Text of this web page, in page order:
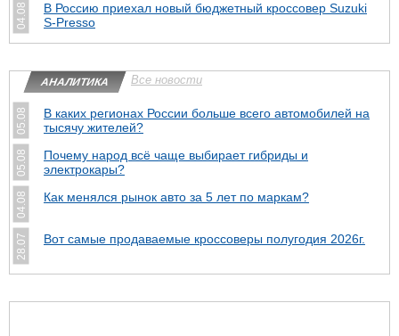
04.08
В Россию приехал новый бюджетный кроссовер Suzuki
S-Presso
АНАЛИТИКА Все новости
05.08
В каких регионах России больше всего автомобилей на
тысячу жителей?
05.08
Почему народ всё чаще выбирает гибриды и
электрокары?
04.08 Как менялся рынок авто за 5 лет по маркам?
28.07 Вот самые продаваемые кроссоверы полугодия 2026г.